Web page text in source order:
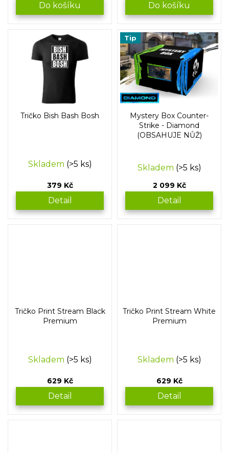
Do košíku Do košíku
Tričko Bish Bash Bosh
Skladem (>5 ks)
379 Kč
Detail
Tip
Mystery Box Counter-
Strike - Diamond
(OBSAHUJE NŮŽ)
hodnocení
Skladem (>5 ks)
2 099 Kč
Detail
Tričko Print Stream Black
Premium
Skladem (>5 ks)
629 Kč
Detail
Tričko Print Stream White
Premium
Skladem (>5 ks)
629 Kč
Detail